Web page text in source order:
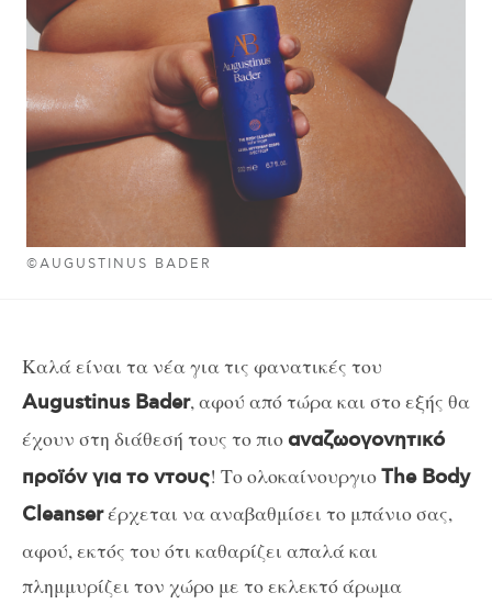
©AUGUSTINUS BADER
Καλά είναι τα νέα για τις φανατικές του
Augustinus Bader, αφού από τώρα και στο εξής θα
έχουν στη διάθεσή τους το πιοαναζωογονητικό
προϊόν για το ντους! Το ολοκαίνουργιοThe Body
Cleanserέρχεται να αναβαθμίσει το μπάνιο σας,
αφού, εκτός του ότι καθαρίζει απαλά και
πλημμυρίζει τον χώρο με το εκλεκτό άρωμα